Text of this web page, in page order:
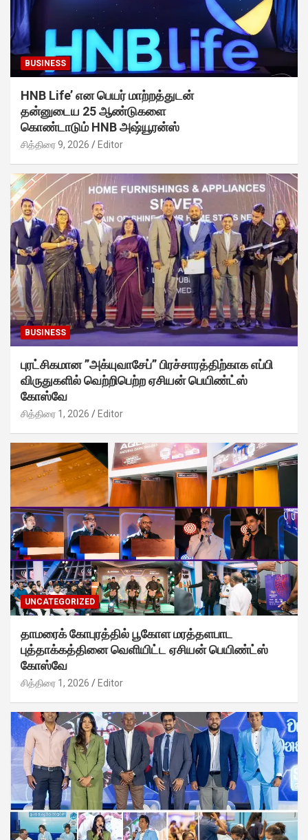
BUSINESS
HNB Life’ என பெயர் மாற்றத்துடன்
தன்னுடைய 25 ஆண்டுகளை
கொண்டாடும் HNB அஷ்யூரன்ஸ்
சித்திரை 9, 2026 Editor
BUSINESS
புரட்சிகமான ”அக்யுவாசேப்” பிரச்சாரத்திற்காக எப்பி
விருதுகளில் வெற்றிபெற்ற ஏசியன் பெயிண்ட்ஸ்
கோஸ்வே
சித்திரை 1, 2026 Editor
UNCATEGORIZED
தாமரைக் கோபுரத்தில் பூகோள மரத்தளபாட
புத்தாக்கத்தினை வெளியிட்ட ஏசியன் பெயிண்ட்ஸ்
கோஸ்வே
சித்திரை 1, 2026 Editor